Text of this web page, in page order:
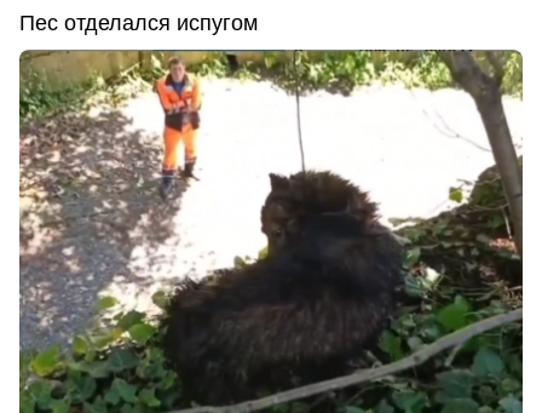
Пес отделался испугом